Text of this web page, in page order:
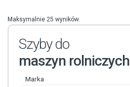
Maksymalnie 25 wyników.
Szyby do
maszyn rolniczych
Marka